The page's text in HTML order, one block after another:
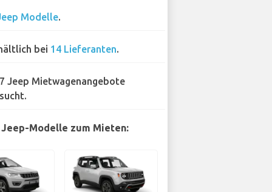
Modelle.
bei 14 Lieferanten.
Jeep Mietwagenangebote
Modelle zum Mieten: